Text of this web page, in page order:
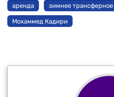
аренда зимнее трансферное
Мохаммед Кадири